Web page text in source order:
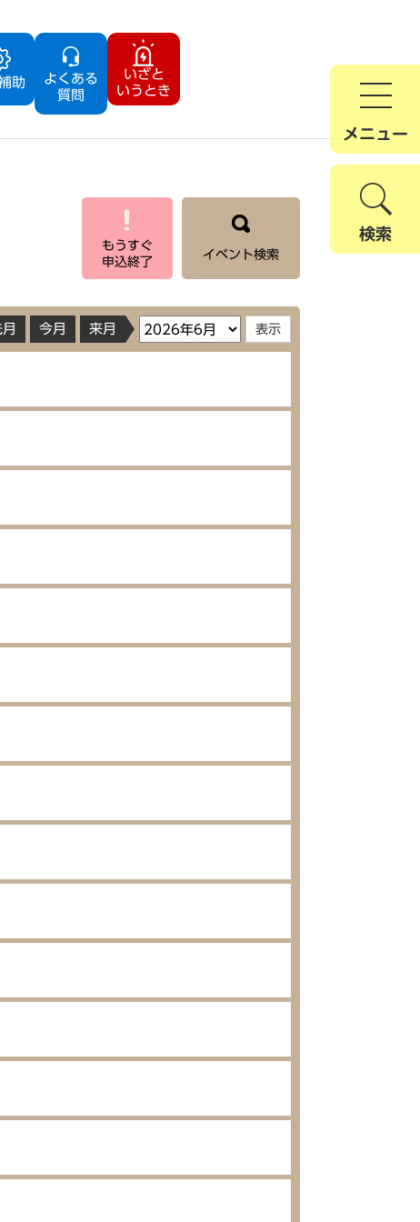
助
よくある
質問
いざと
いうとき
メニュー
検索
もうすぐ
申込終了
イベント検索
今月 来月